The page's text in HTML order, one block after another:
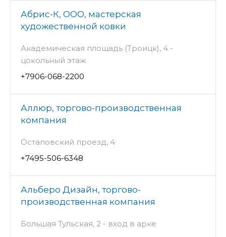
Абрис-К, ООО, мастерская
художественной ковки
Академическая площадь (Троицк), 4 -
цокольный этаж
+7906-068-2200
Аллюр, торгово-производственная
компания
Остаповский проезд, 4
+7495-506-6348
Альберо Дизайн, торгово-
производственная компания
Большая Тульская, 2 - вход в арке